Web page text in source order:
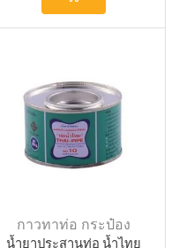
กาวทาท่อ กระป๋อง
น้ำยาประสานท่อ น้ำไทย